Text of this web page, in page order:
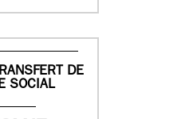
DE
SOCIAL